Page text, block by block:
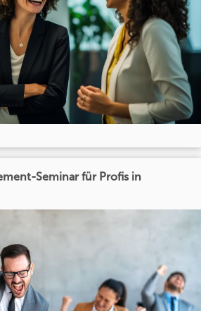
Seminar für Profis in